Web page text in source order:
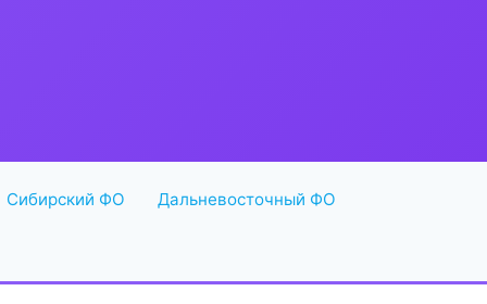
Сибирский ФО Дальневосточный ФО